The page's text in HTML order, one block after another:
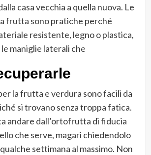
casa vecchia a quella nuova. Le
frutta sono pratiche perché
resistente, legno o plastica,
maniglie laterali che
la frutta e verdura sono facili da
si trovano senza troppa fatica.
andare dall’ortofrutta di fiducia
che serve, magari chiedendolo
settimana al massimo. Non